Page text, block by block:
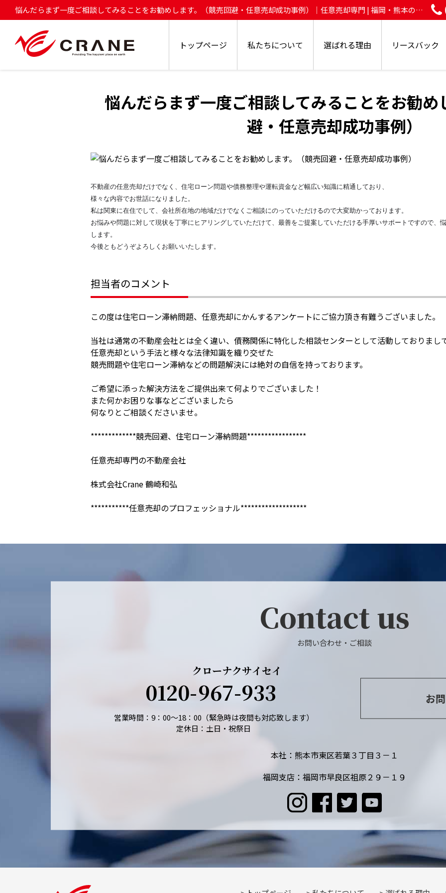
悩んだらまず一度ご相談してみることをお勧めします。（競売回避・任意売却成功事例）｜任意売却専門 | 福岡・熊本の住
宅ローン滞納・任意売却のことなら株式会社 Crane へお任せ！
トップページ 私たちについて 選ばれる理由 リースバック
悩んだらまず一度ご相談してみることをお勧め
避・任意売却成功事例）
不動産の任意売却だけでなく、住宅ローン問題や債務整理や運転資金など幅広い知識に精通しており、
様々な内容でお世話になりました。
私は関東に在住でして、会社所在地の地域だけでなくご相談にのっていただけるので大変助かっております。
お悩みや問題に対して現状を丁寧にヒアリングしていただけて、最善をご提案していただける手厚いサポートですので、
します。
今後ともどうぞよろしくお願いいたします。
担当者のコメント
この度は住宅ローン滞納問題、任意売却にかんするアンケートにご協力頂き有難うございました。
当社は通常の不動産会社とは全く違い、債務関係に特化した相談センターとして活動しておりまし
任意売却という手法と様々な法律知識を織り交ぜた
競売問題や住宅ローン滞納などの問題解決には絶対の自信を持っております。
ご希望に添った解決方法をご提供出来て何よりでございました！
また何かお困りな事などございましたら
何なりとご相談くださいませ。
*************競売回避、住宅ローン滞納問題*****************
任意売却専門の不動産会社
株式会社Crane 鶴崎和弘
***********任意売却のプロフェッショナル*******************
Contact us
お問い合わせ・ご相談
0120-967-933
クローナクサイセイ
営業時間：9：00～18：00（緊急時は夜間も対応致します）
定休日：土日・祝祭日
お
本社：熊本市東区若葉３丁目３－１
福岡支店：福岡市早良区祖原２９－１９